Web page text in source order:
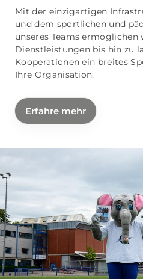
Mit der einzigartigen
und dem sportlichen und
unseres Teams
Dienstleistungen bis hin zu
Kooperationen ein breites
Ihre Organisation.
Erfahre mehr